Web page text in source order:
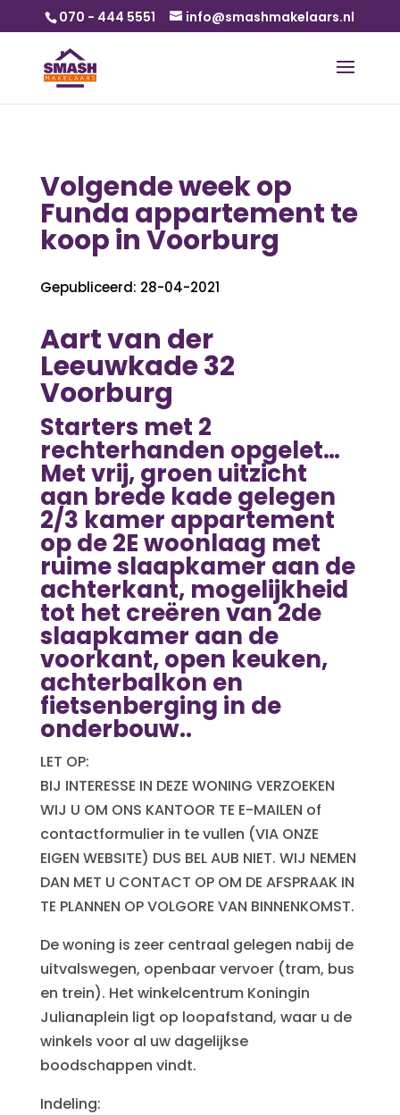
070 - 444 5551 info@smashmakelaars.nl
Volgende week op
Funda appartement te
koop in Voorburg
Gepubliceerd: 28-04-2021
Aart van der
Leeuwkade 32
Voorburg
Starters met 2
rechterhanden opgelet…
Met vrij, groen uitzicht
aan brede kade gelegen
2/3 kamer appartement
op de 2E woonlaag met
ruime slaapkamer aan de
achterkant, mogelijkheid
tot het creëren van 2de
slaapkamer aan de
voorkant, open keuken,
achterbalkon en
fietsenberging in de
onderbouw..
LET OP:
BIJ INTERESSE IN DEZE WONING VERZOEKEN
WIJ U OM ONS KANTOOR TE E-MAILEN of
contactformulier in te vullen (VIA ONZE
EIGEN WEBSITE) DUS BEL AUB NIET. WIJ NEMEN
DAN MET U CONTACT OP OM DE AFSPRAAK IN
TE PLANNEN OP VOLGORE VAN BINNENKOMST.
De woning is zeer centraal gelegen nabij de
uitvalswegen, openbaar vervoer (tram, bus
en trein). Het winkelcentrum Koningin
Julianaplein ligt op loopafstand, waar u de
winkels voor al uw dagelijkse
boodschappen vindt.
Indeling: